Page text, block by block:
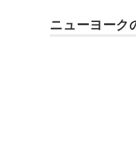
ニューヨーク